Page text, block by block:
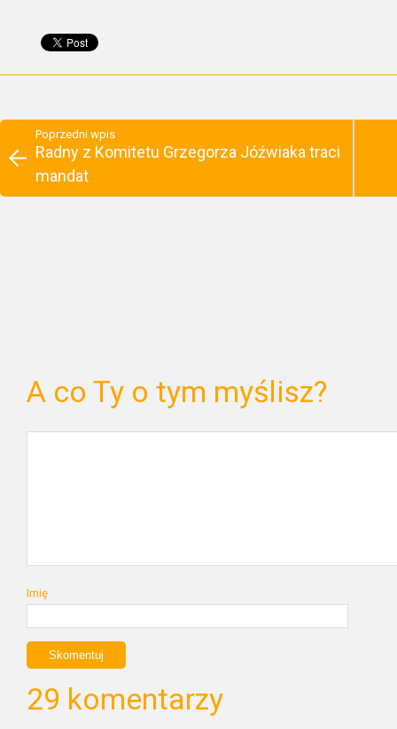
Poprzedni wpis
Radny z Komitetu Grzegorza Jóźwiaka traci
mandat
A co Ty o tym myślisz?
Imię
29 komentarzy